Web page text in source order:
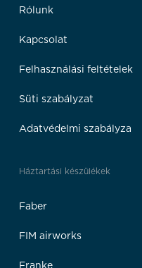
Rólunk
Kapcsolat
Felhasználási feltételek
Süti szabályzat
Adatvédelmi szabályza
Háztartási készülékek
Faber
FIM airworks
Franke